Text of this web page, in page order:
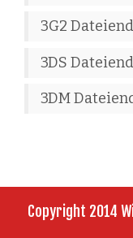
3G2
3DS
3DM
Copyright 2014